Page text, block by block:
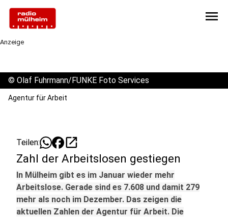
menu
Anzeige
© Olaf Fuhrmann/FUNKE Foto Services
Agentur für Arbeit
Teilen: open_in_new
Zahl der Arbeitslosen gestiegen
In Mülheim gibt es im Januar wieder mehr
Arbeitslose. Gerade sind es 7.608 und damit 279
mehr als noch im Dezember. Das zeigen die
aktuellen Zahlen der Agentur für Arbeit. Die